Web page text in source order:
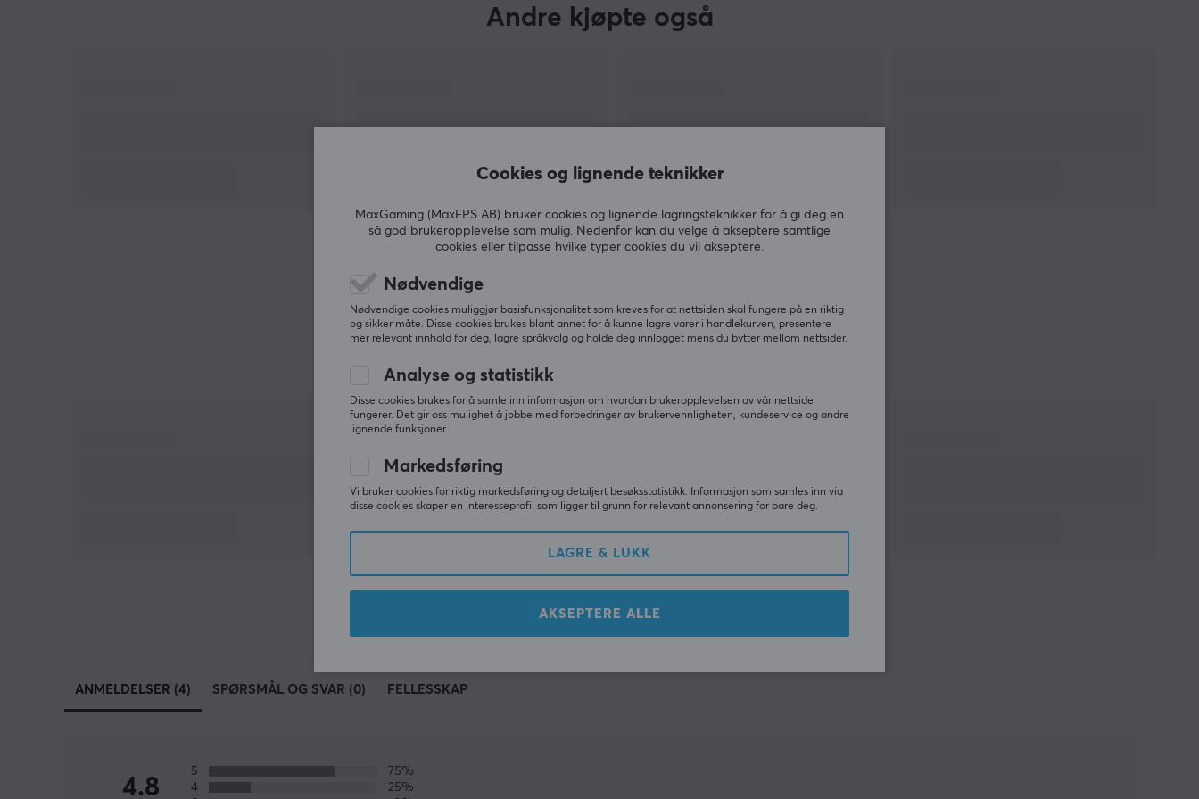
Andre kjøpte også
VIS MER
Andre så også
ANMELDELSER (4) SPØRSMÅL OG SVAR (0) FELLESSKAP
4.8
5
75%
4
25%
Cookies og lignende teknikker
MaxGaming (MaxFPS AB) bruker cookies og lignende lagringsteknikker for å gi deg en
så god brukeropplevelse som mulig. Nedenfor kan du velge å akseptere samtlige
cookies eller tilpasse hvilke typer cookies du vil akseptere.
Nødvendige
Nødvendige cookies muliggjør basisfunksjonalitet som kreves for at nettsiden skal fungere på en riktig
og sikker måte. Disse cookies brukes blant annet for å kunne lagre varer i handlekurven, presentere
mer relevant innhold for deg, lagre språkvalg og holde deg innlogget mens du bytter mellom nettsider.
Analyse og statistikk
Disse cookies brukes for å samle inn informasjon om hvordan brukeropplevelsen av vår nettside
fungerer. Det gir oss mulighet å jobbe med forbedringer av brukervennligheten, kundeservice og andre
lignende funksjoner.
Markedsføring
Vi bruker cookies for riktig markedsføring og detaljert besøksstatistikk. Informasjon som samles inn via
disse cookies skaper en interesseprofil som ligger til grunn for relevant annonsering for bare deg.
LAGRE & LUKK
AKSEPTERE ALLE